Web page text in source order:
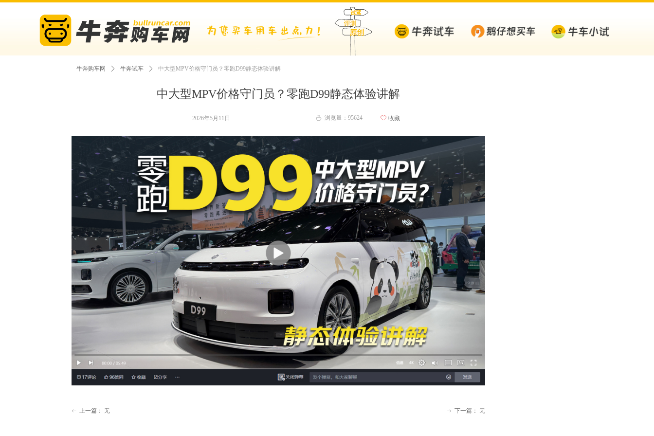
中大型MPV价格守门员？零跑D99静态体验讲解
牛奔购车网 ꄲ 牛奔试车 ꄲ 中大型MPV价格守门员？零跑D99静态体验讲解
2026年5月11日 ꄘ 浏览量：95624 ꄀ 收藏
ꂃ 上一篇： 无 ꁹ 下一篇： 无